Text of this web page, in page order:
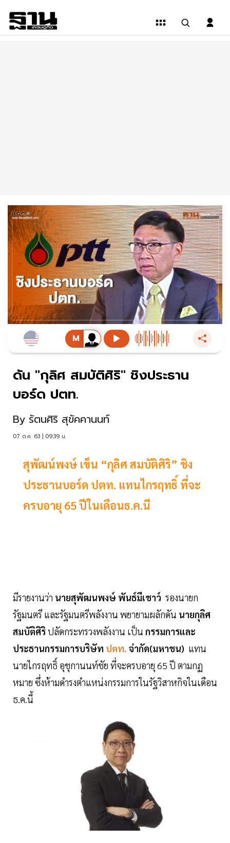
ดัน "กุลิศ สมบัติศิริ" ชิงประธาน
บอร์ด ปตท.
By รัตนศิริ สุขัคคานนท์
07 ต.ค. 63 | 09:39 น.
สุพัฒน์พงษ์ เข็น “กุลิศ สมบัติศิริ” ชิง
ประธานบอร์ด ปตท. แทนไกรฤทธิ์ ที่จะ
ครบอายุ 65 ปีในเดือนธ.ค.นี
มีรายงานว่า นายสุพัฒนพงษ์ พันธ์มีเชาว์ รองนายก
รัฐมนตรี และรัฐมนตรีพลังงาน พยายามผลักดัน นายกุลิศ
สมบัติศิริปลัดกระทรวงพลังงาน เป็น กรรมการและ
ประธานกรรมการบริษัท ปตท. จำกัด(มหาชน) แทน
นายไกรฤทธิ์ อุชุกานนท์ชัย ที่จะครบอายุ 65 ปี ตามกฏ
หมาย ซึ่งห้ามดำรงตำแหน่งกรรมการในรัฐวิสาหกิจในเดือน
ธ.ค.นี้